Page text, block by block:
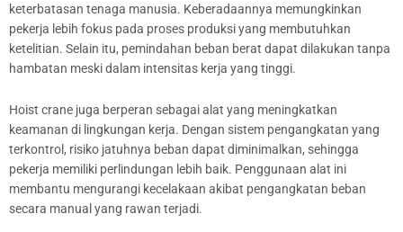
keterbatasan tenaga manusia. Keberadaannya memungkinkan
pekerja lebih fokus pada proses produksi yang membutuhkan
ketelitian. Selain itu, pemindahan beban berat dapat dilakukan tanpa
hambatan meski dalam intensitas kerja yang tinggi.
Hoist crane juga berperan sebagai alat yang meningkatkan
keamanan di lingkungan kerja. Dengan sistem pengangkatan yang
terkontrol, risiko jatuhnya beban dapat diminimalkan, sehingga
pekerja memiliki perlindungan lebih baik. Penggunaan alat ini
membantu mengurangi kecelakaan akibat pengangkatan beban
secara manual yang rawan terjadi.